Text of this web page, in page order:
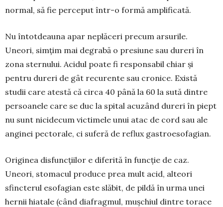
normal, să fie perceput într-o formă amplificată.
Nu întotdeauna apar neplăceri precum arsurile.
Uneori, simțim mai degrabă o presiune sau dureri în
zona sternului. Acidul poate fi responsabil chiar și
pentru dureri de gât recurente sau cronice. Există
studii care atestă că circa 40 până la 60 la sută din­tre
persoanele care se duc la spital acuzând dureri în piept
nu sunt nicidecum victimele unui atac de cord sau ale
anginei pectorale, ci suferă de re­flux gastroesofagian.
Originea disfuncțiilor e diferită în funcție de caz.
Uneori, stomacul produce prea mult acid, alte­ori
sfincterul esofagian este slăbit, de pildă în urma unei
hernii hiatale (când diafragmul, mușchiul din­tre torace